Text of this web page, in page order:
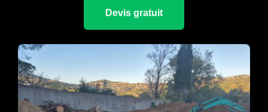
Devis gratuit